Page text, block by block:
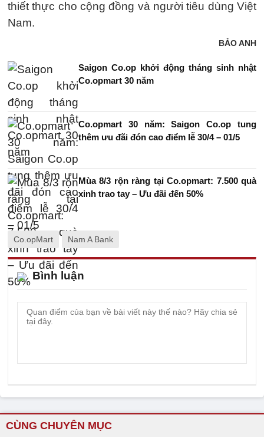
thiết thực cho cộng đồng và người tiêu dùng Việt
Nam.
BẢO ANH
Saigon Co.op khởi động tháng sinh nhật
Co.opmart 30 năm
Co.opmart 30 năm: Saigon Co.op tung
thêm ưu đãi đón cao điểm lễ 30/4 – 01/5
Mùa 8/3 rộn ràng tại Co.opmart: 7.500 quà
xinh trao tay – Ưu đãi đến 50%
Co.opMart Nam A Bank
Bình luận
CÙNG CHUYÊN MỤC